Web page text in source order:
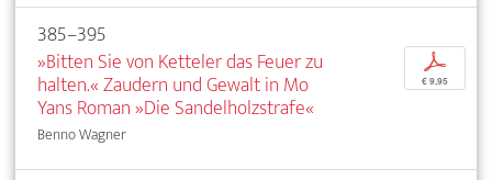
385–395
»Bitten Sie von Ketteler das Feuer zu
halten.« Zaudern und Gewalt in Mo
Yans Roman »Die Sandelholzstrafe«
Benno Wagner
p
€ 9,95